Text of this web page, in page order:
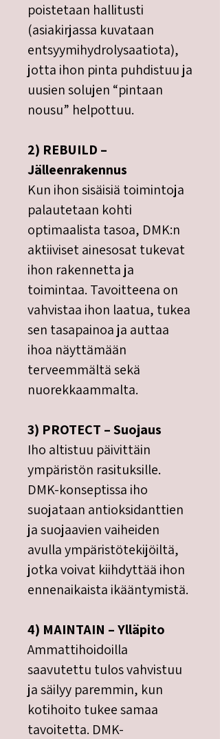
poistetaan hallitusti
(asiakirjassa kuvataan
entsyymihydrolysaatiota),
jotta ihon pinta puhdistuu ja
uusien solujen “pintaan
nousu” helpottuu.
2) REBUILD –
Jälleenrakennus
Kun ihon sisäisiä toimintoja
palautetaan kohti
optimaalista tasoa, DMK:n
aktiiviset ainesosat tukevat
ihon rakennetta ja
toimintaa. Tavoitteena on
vahvistaa ihon laatua, tukea
sen tasapainoa ja auttaa
ihoa näyttämään
terveemmältä sekä
nuorekkaammalta.
3) PROTECT – Suojaus
Iho altistuu päivittäin
ympäristön rasituksille.
DMK-konseptissa iho
suojataan antioksidanttien
ja suojaavien vaiheiden
avulla ympäristötekijöiltä,
jotka voivat kiihdyttää ihon
ennenaikaista ikääntymistä.
4) MAINTAIN – Ylläpito
Ammattihoidoilla
saavutettu tulos vahvistuu
ja säilyy paremmin, kun
kotihoito tukee samaa
tavoitetta. DMK-